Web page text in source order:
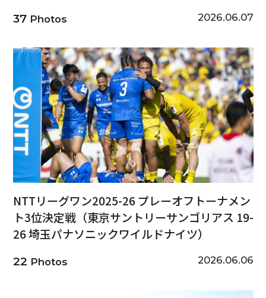
37Photos 2026.06.07
NTTリーグワン2025-26 プレーオフトーナメン
ト3位決定戦（東京サントリーサンゴリアス 19-
26 埼玉パナソニックワイルドナイツ）
22 Photos 2026.06.06